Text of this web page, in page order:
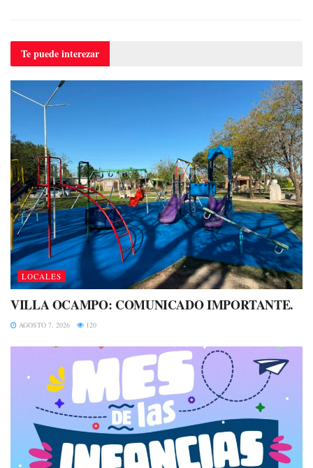
Te puedeinterezar
LOCALES
VILLA OCAMPO: COMUNICADO IMPORTANTE.
AGOSTO 7, 2026 120